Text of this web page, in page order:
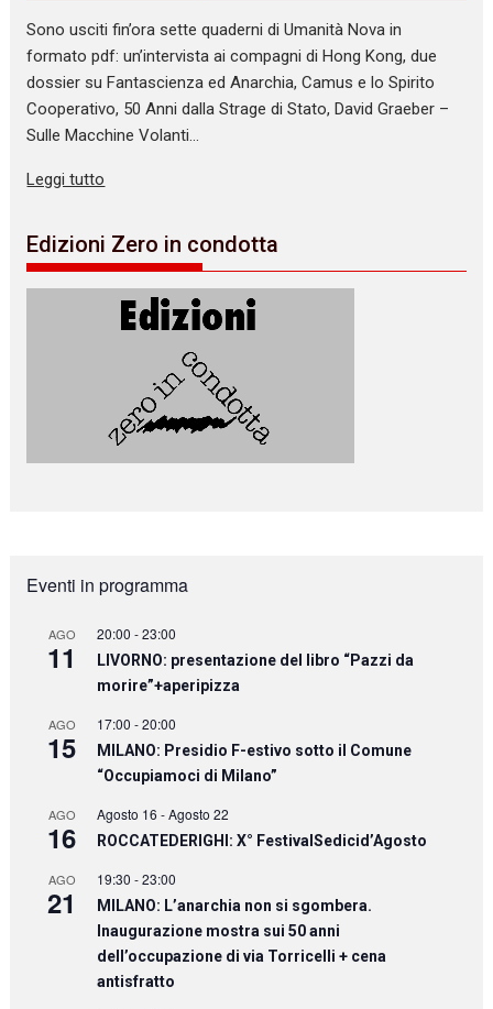
Sono usciti fin’ora sette quaderni di Umanità Nova in
formato pdf: un’intervista ai compagni di Hong Kong, due
dossier su Fantascienza ed Anarchia, Camus e lo Spirito
Cooperativo, 50 Anni dalla Strage di Stato, David Graeber –
Sulle Macchine Volanti…
Leggi tutto
Edizioni Zero in condotta
Eventi in programma
AGO
11
20:00 -23:00
LIVORNO: presentazione del libro “Pazzi da
morire”+aperipizza
AGO
15
17:00 -20:00
MILANO: Presidio F-estivo sotto il Comune
“Occupiamoci di Milano”
AGO
16
Agosto 16 -Agosto 22
ROCCATEDERIGHI: X° FestivalSedicid’Agosto
AGO
21
19:30 -23:00
MILANO: L’anarchia non si sgombera.
Inaugurazione mostra sui 50 anni
dell’occupazione di via Torricelli + cena
antisfratto